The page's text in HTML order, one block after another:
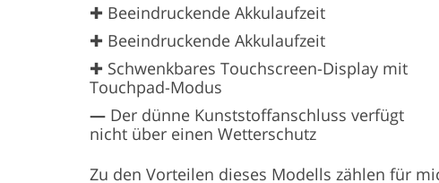
✚ Beeindruckende Akkulaufzeit
✚ Beeindruckende Akkulaufzeit
✚ Schwenkbares Touchscreen-Display mit
Touchpad-Modus
— Der dünne Kunststoffanschluss verfügt
nicht über einen Wetterschutz
Zu den Vorteilen dieses Modells zählen für